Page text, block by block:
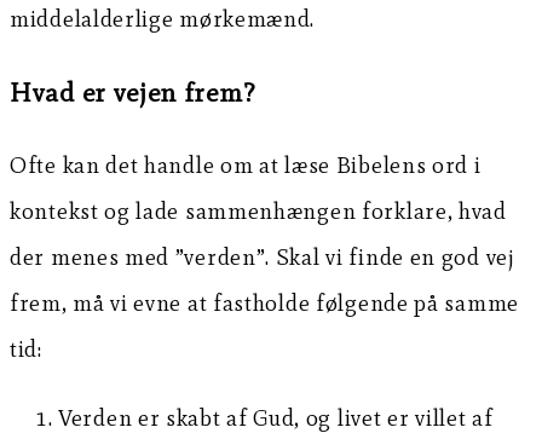
middelalderlige mørkemænd.
Hvad er vejen frem?
Ofte kan det handle om at læse Bibelens ord i
kontekst og lade sammenhængen forklare, hvad
der menes med ”verden”. Skal vi finde en god vej
frem, må vi evne at fastholde følgende på samme
tid:
Verden er skabt af Gud, og livet er villet af